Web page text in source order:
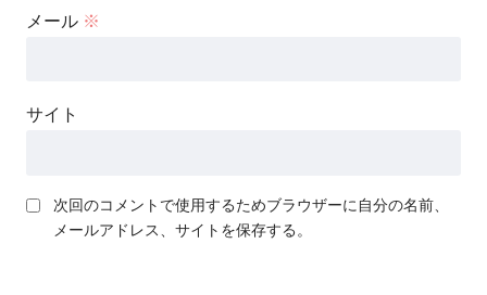
メール ※
サイト
次回のコメントで使用するためブラウザーに自分の名前、
メールアドレス、サイトを保存する。